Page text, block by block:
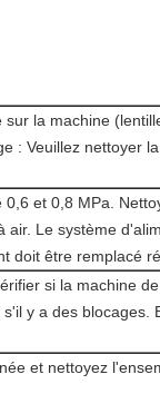
la machine
: Veuillez nettoyer
et 0,8 MPa.
air. Le système
doit être remplacé
si la machine
y a des blocages.
et nettoyez